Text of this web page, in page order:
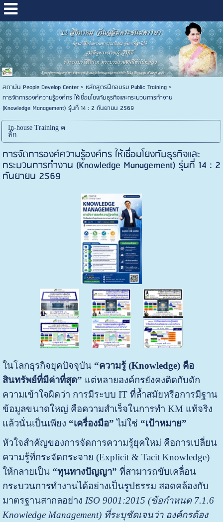
สถาบัน People Develop Center> หลักสูตรฝึกอบรม Public Training>
การจัดการองค์ความรู้องค์กร ให้เชื่อมโยงกับธุรกิจและกระบวนการทำงาน
(Knowledge Management) รุ่นที่ 14 : 2 กันยายน 2569
In-house Training ค
ลิ๊ก
การจัดการองค์ความรู้องค์กร ให้เชื่อมโยงกับธุรกิจและ
กระบวนการทำงาน (Knowledge Management) รุ่นที่ 14 : 2
กันยายน 2569
ในโลกธุรกิจยุคปัจจุบัน “ความรู้ (Knowledge) คือ
สินทรัพย์ที่มีค่าที่สุด” แต่หลายองค์กรยังคงติดกับดัก
ความเข้าใจผิดว่า การมีระบบ IT ที่ล้ำสมัยหรือการมีฐาน
ข้อมูลขนาดใหญ่ คือความสำเร็จในการทำ KM แท้จริง
แล้วนั่นเป็นเพียง “เครื่องมือ” ไม่ใช่ “เป้าหมาย”
หัวใจสำคัญของการจัดการความรู้ยุคใหม่ คือการเปลี่ยน
ความรู้ที่กระจัดกระจาย (Explicit & Tacit Knowledge)
ให้กลายเป็น “ทุนทางปัญญา” ที่สามารถขับเคลื่อน
กระบวนการทำงานได้อย่างเป็นรูปธรรม สอดคล้องกับ
มาตรฐานสากลอย่าง ISO 9001:2015 (ข้อกำหนด 7.1.6
Knowledge Management) ที่ระบุชัดเจนว่า องค์กรต้อง